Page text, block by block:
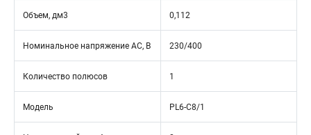
Объем, дм3 0,112
Номинальное напряжение АС, В 230/400
Количество полюсов 1
Модель PL6-C8/1